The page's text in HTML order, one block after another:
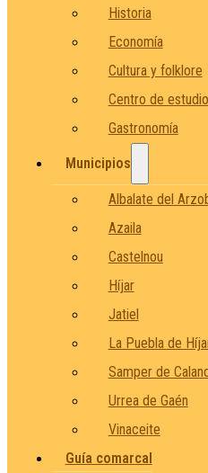
Historia
Economía
Cultura y folklore
Centro de
Gastronomía
Municipios
Albalate del
Azaila
Castelnou
Híjar
Jatiel
La Puebla de
Samper de
Urrea de Gaén
Vinaceite
Guía comarcal